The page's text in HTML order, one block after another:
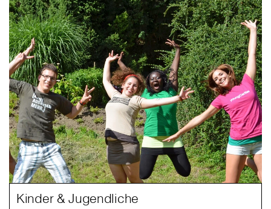
Kinder & Jugendliche